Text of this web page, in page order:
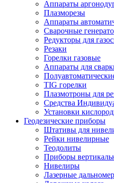
Аппараты
Плазморезы
Аппараты
Сварочные
Редукторы для
Резаки
Горелки газовые
Аппараты для
TIG горелки
Плазмотроны для
Средства
Установки
Геодезические приборы
Штативы для
Рейки нивелирные
Теодолиты
Приборы
Нивелиры
Лазерные